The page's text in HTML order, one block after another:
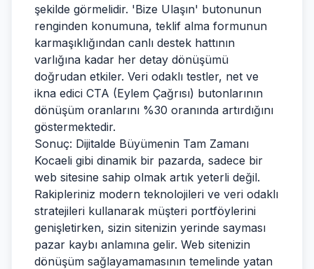
şekilde görmelidir. 'Bize Ulaşın' butonunun
renginden konumuna, teklif alma formunun
karmaşıklığından canlı destek hattının
varlığına kadar her detay dönüşümü
doğrudan etkiler. Veri odaklı testler, net ve
ikna edici CTA (Eylem Çağrısı) butonlarının
dönüşüm oranlarını %30 oranında artırdığını
göstermektedir.
Sonuç: Dijitalde Büyümenin Tam Zamanı
Kocaeli gibi dinamik bir pazarda, sadece bir
web sitesine sahip olmak artık yeterli değil.
Rakipleriniz modern teknolojileri ve veri odaklı
stratejileri kullanarak müşteri portföylerini
genişletirken, sizin sitenizin yerinde sayması
pazar kaybı anlamına gelir. Web sitenizin
dönüşüm sağlayamamasının temelinde yatan